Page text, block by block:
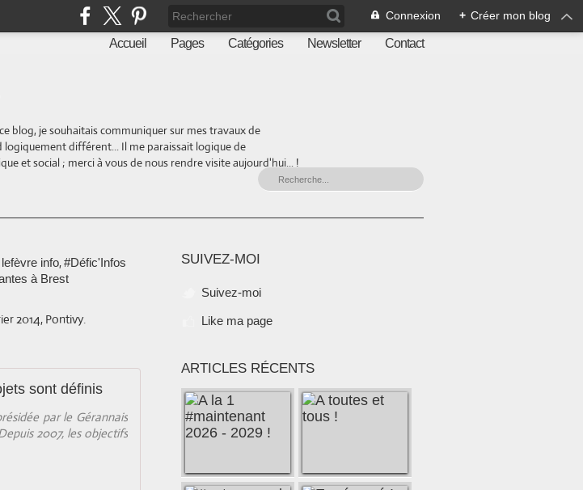
Connexion + Créer mon blog
Accueil Pages Catégories Newsletter Contact
blog, je souhaitais communiquer sur mes travaux de
différent... Il me paraissait logique de
et social ; merci à vous de nous rendre visite aujourd'hui... !
info,#Défic'Infos
à Brest
2014, Pontivy.
sont définis
par le Gérannais
2007, les objectifs
SUIVEZ-MOI
Suivez-moi
Like ma page
ARTICLES RÉCENTS